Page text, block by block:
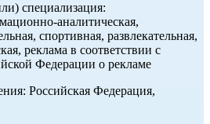
специализация:
аналитическая,
спортивная, развлекательная,
реклама в соответствии с
Федерации о рекламе
Российская Федерация,